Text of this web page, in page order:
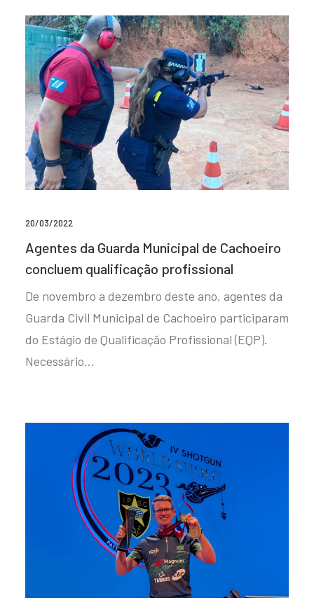
20/03/2022
Agentes da Guarda Municipal de Cachoeiro
concluem qualificação profissional
De novembro a dezembro deste ano, agentes da
Guarda Civil Municipal de Cachoeiro participaram
do Estágio de Qualificação Profissional (EQP).
Necessário…